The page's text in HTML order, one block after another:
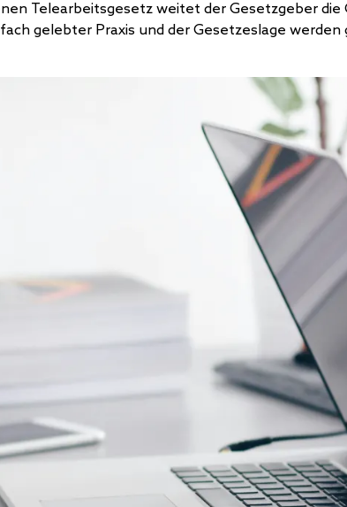
Telearbeitsgesetz weitet der Gesetzgeber
gelebter Praxis und der Gesetzeslage werden